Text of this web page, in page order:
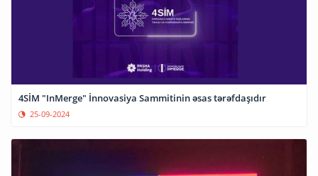
4SİM "InMerge" İnnovasiya Sammitinin əsas tərəfdaşıdır
25-09-2024